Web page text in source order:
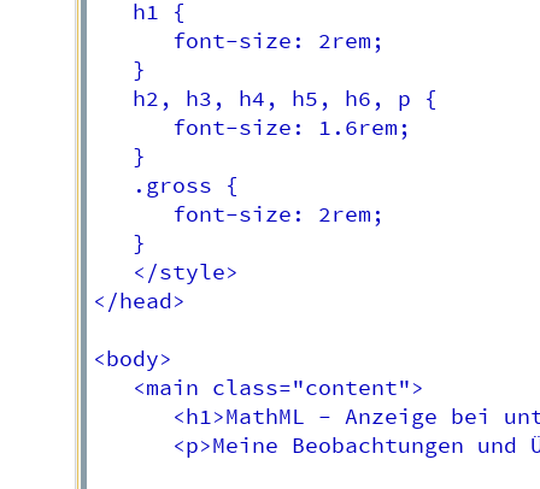
   h1 {
      font-size: 2rem;
   }
   h2, h3, h4, h5, h6, p {
      font-size: 1.6rem;
   }
   .gross {
      font-size: 2rem;
   }
   </style>
</head>
<body>
   <main class="content">
<h1>MathML - Anzeige bei
<p>Meine Beobachtungen und